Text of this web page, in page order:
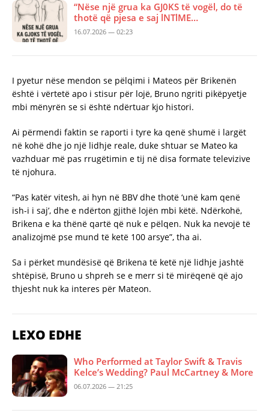
“Nëse një grua ka GJ0KS të vogël, do të
thotë që pjesa e saj lNTlME…
16.07.2026 — 02:23
I pyetur nëse mendon se pëlqimi i Mateos për Brikenën
është i vërtetë apo i stisur për lojë, Bruno ngriti pikëpyetje
mbi mënyrën se si është ndërtuar kjo histori.
Ai përmendi faktin se raporti i tyre ka qenë shumë i largët
në kohë dhe jo një lidhje reale, duke shtuar se Mateo ka
vazhduar më pas rrugëtimin e tij në disa formate televizive
të njohura.
“Pas katër vitesh, ai hyn në BBV dhe thotë ‘unë kam qenë
ish-i i saj’, dhe e ndërton gjithë lojën mbi këtë. Ndërkohë,
Brikena e ka thënë qartë që nuk e pëlqen. Nuk ka nevojë të
analizojmë pse mund të ketë 100 arsye”, tha ai.
Sa i përket mundësisë që Brikena të ketë një lidhje jashtë
shtëpisë, Bruno u shpreh se e merr si të mirëqenë që ajo
thjesht nuk ka interes për Mateon.
LEXO EDHE
Who Performed at Taylor Swift & Travis
Kelce’s Wedding? Paul McCartney & More
06.07.2026 — 21:25